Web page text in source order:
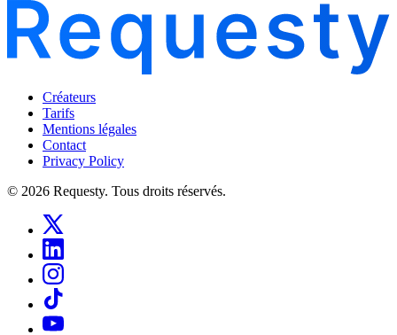
Créateurs
Tarifs
Mentions légales
Contact
Privacy Policy
© 2026 Requesty. Tous droits réservés.